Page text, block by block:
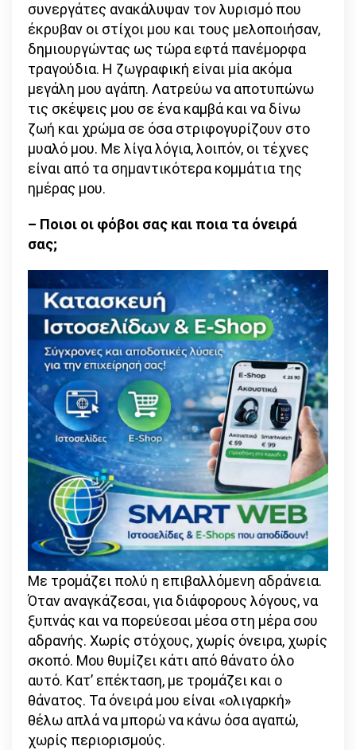
συνεργάτες ανακάλυψαν τον λυρισμό που
έκρυβαν οι στίχοι μου και τους μελοποιήσαν,
δημιουργώντας ως τώρα εφτά πανέμορφα
τραγούδια. Η ζωγραφική είναι μία ακόμα
μεγάλη μου αγάπη. Λατρεύω να αποτυπώνω
τις σκέψεις μου σε ένα καμβά και να δίνω
ζωή και χρώμα σε όσα στριφογυρίζουν στο
μυαλό μου. Με λίγα λόγια, λοιπόν, οι τέχνες
είναι από τα σημαντικότερα κομμάτια της
ημέρας μου.
– Ποιοι οι φόβοι σας και ποια τα όνειρά
σας;
Με τρομάζει πολύ η επιβαλλόμενη αδράνεια.
Όταν αναγκάζεσαι, για διάφορους λόγους, να
ξυπνάς και να πορεύεσαι μέσα στη μέρα σου
αδρανής. Χωρίς στόχους, χωρίς όνειρα, χωρίς
σκοπό. Μου θυμίζει κάτι από θάνατο όλο
αυτό. Κατ’ επέκταση, με τρομάζει και ο
θάνατος. Τα όνειρά μου είναι «ολιγαρκή»
θέλω απλά να μπορώ να κάνω όσα αγαπώ,
χωρίς περιορισμούς.